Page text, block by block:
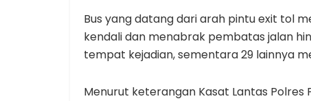
Bus yang datang dari arah pintu exit tol
kendali dan menabrak pembatas jalan
tempat kejadian, sementara 29 lainnya
Menurut keterangan Kasat Lantas Polres